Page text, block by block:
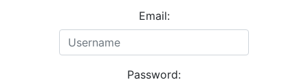
Email:
Password: